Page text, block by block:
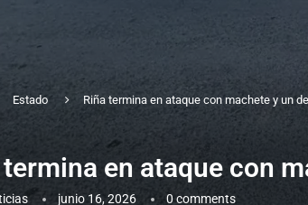
Estado Riña termina en ataque con machete y un
termina en ataque con
junio 16, 2026 0 comments